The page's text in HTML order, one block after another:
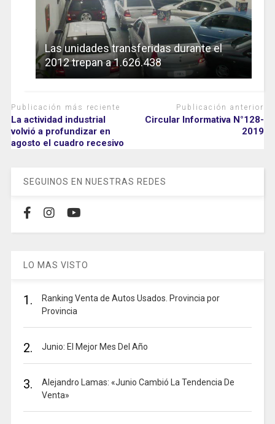
Las unidades transferidas durante el
2012 trepan a 1.626.438
Publicación más reciente
La actividad industrial
volvió a profundizar en
agosto el cuadro recesivo
Publicación anterior
Circular Informativa N°128-
2019
SEGUINOS EN NUESTRAS REDES
LO MAS VISTO
1.
Ranking Venta de Autos Usados. Provincia por
Provincia
2. Junio: El Mejor Mes Del Año
3.
Alejandro Lamas: «Junio Cambió La Tendencia De
Venta»